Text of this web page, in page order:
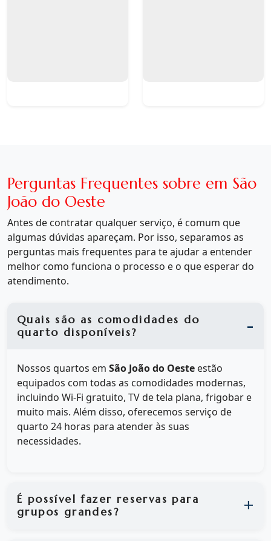
Perguntas Frequentes sobre em São
João do Oeste
Antes de contratar qualquer serviço, é comum que
algumas dúvidas apareçam. Por isso, separamos as
perguntas mais frequentes para te ajudar a entender
melhor como funciona o processo e o que esperar do
atendimento.
Quais são as comodidades do
quarto disponíveis?
Nossos quartos em São João do Oeste estão
equipados com todas as comodidades modernas,
incluindo Wi-Fi gratuito, TV de tela plana, frigobar e
muito mais. Além disso, oferecemos serviço de
quarto 24 horas para atender às suas
necessidades.
É possível fazer reservas para
grupos grandes?